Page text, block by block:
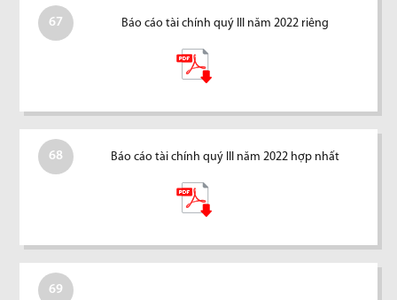
67 Báo cáo tài chính quý III năm 2022 riêng
68 Báo cáo tài chính quý III năm 2022 hợp nhất
69